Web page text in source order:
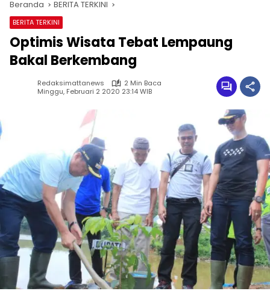
Beranda BERITA TERKINI
BERITA TERKINI
Optimis Wisata Tebat Lempaung
Bakal Berkembang
Redaksimattanews
2 Min Baca
Minggu, Februari 2 2020 23:14 WIB